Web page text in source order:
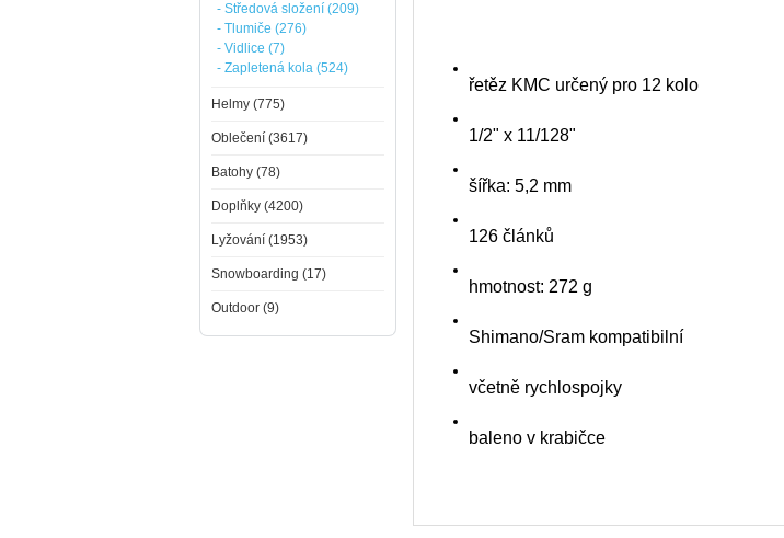
řetěz KMC určený pro 12 kolo
1/2" x 11/128"
šířka: 5,2 mm
126 článků
hmotnost: 272 g
Shimano/Sram kompatibilní
včetně rychlospojky
baleno v krabičce
- Středová složení (209)
- Tlumiče (276)
- Vidlice (7)
- Zapletená kola (524)
Helmy (775)
Oblečení (3617)
Batohy (78)
Doplňky (4200)
Lyžování (1953)
Snowboarding (17)
Outdoor (9)